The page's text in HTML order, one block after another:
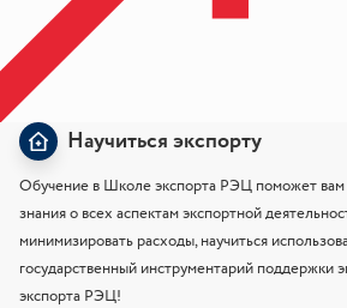
Научиться экспорту
Обучение в Школе экспорта РЭЦ поможет
знания о всех аспектам экспортной
минимизировать расходы, научиться
государственный инструментарий поддержки
экспорта РЭЦ!